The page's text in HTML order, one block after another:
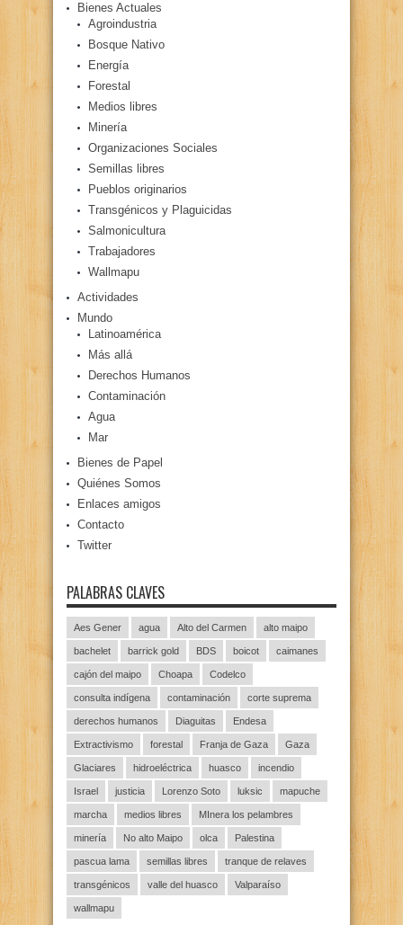
Bienes Actuales
Agroindustria
Bosque Nativo
Energía
Forestal
Medios libres
Minería
Organizaciones Sociales
Semillas libres
Pueblos originarios
Transgénicos y Plaguicidas
Salmonicultura
Trabajadores
Wallmapu
Actividades
Mundo
Latinoamérica
Más allá
Derechos Humanos
Contaminación
Agua
Mar
Bienes de Papel
Quiénes Somos
Enlaces amigos
Contacto
Twitter
PALABRAS CLAVES
Aes Gener agua Alto del Carmen alto maipo
bachelet barrick gold BDS boicot caimanes
cajón del maipo Choapa Codelco
consulta indígena contaminación corte suprema
derechos humanos Diaguitas Endesa
Extractivismo forestal Franja de Gaza Gaza
Glaciares hidroeléctrica huasco incendio
Israel justicia Lorenzo Soto luksic mapuche
marcha medios libres MInera los pelambres
minería No alto Maipo olca Palestina
pascua lama semillas libres tranque de relaves
transgénicos valle del huasco Valparaíso
wallmapu